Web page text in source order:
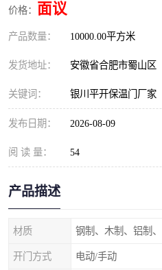
价格： 面议
产品数量： 10000.00平方米
发货地址： 安徽省合肥市蜀山区
关键词： 银川平开保温门厂家
发布日期： 2026-08-09
阅 读 量： 54
产品描述
材质 钢制、木制、铝制
开门方式 电动/手动